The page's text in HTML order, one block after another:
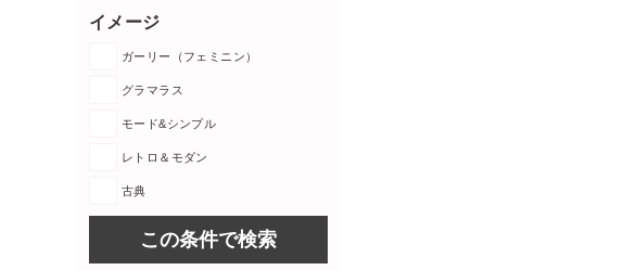
イメージ
ガーリー（フェミニン）
グラマラス
モード&シンプル
レトロ＆モダン
古典
この条件で検索